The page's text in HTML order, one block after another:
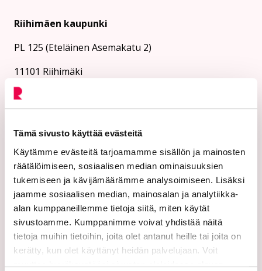
Tämä sivusto käyttää evästeitä
Käytämme evästeitä tarjoamamme sisällön ja mainosten
räätälöimiseen, sosiaalisen median ominaisuuksien
tukemiseen ja kävijämäärämme analysoimiseen. Lisäksi
jaamme sosiaalisen median, mainosalan ja analytiikka-
alan kumppaneillemme tietoja siitä, miten käytät
sivustoamme. Kumppanimme voivat yhdistää näitä
tietoja muihin tietoihin, joita olet antanut heille tai joita on
kerätty, kun olet käyttänyt heidän palvelujaan. Voit
Riihimäen kaupunki
PL 125 (Eteläinen Asemakatu 2)
11101 Riihimäki
Vaihde: 019 758 4000
etunimi.sukunimi@riihimaki.fi
Turvasähköpostiosoite:
Ethän lähetä henkilötietoja tai arkaluonteisia
asiakastietoja suojaamattomassa sähköpostissa.
Kaupungin verkkosivuilta löytyy ohjeet
turvasähköpostin lähettämiseen.
Verkkolaskutusosoitteet: